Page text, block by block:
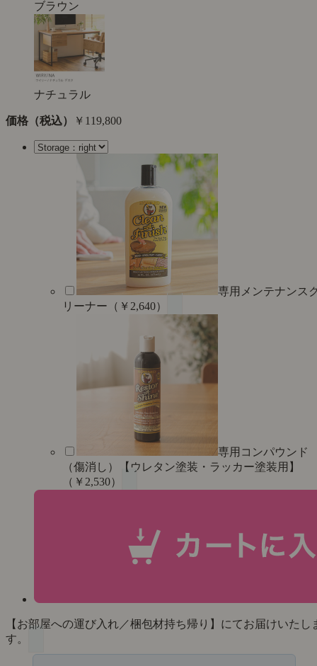
ブラウン
ナチュラル
価格（税込） ￥119,800
専用メンテナンス
リーナー（￥2,640）
専用コンパウンド
（傷消し）【ウレタン塗装・ラッカー塗装用】
（￥2,530）
【お部屋への運び入れ／梱包材持ち帰り】にてお届けいたし
す。